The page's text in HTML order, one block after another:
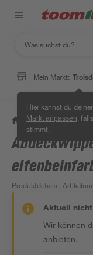
Mein Markt:
Hier kannst du
Markt anpassen ,
stimmt.
/ Bauen &
Produktdetails |
Aktuell
Wir können
anbieten.